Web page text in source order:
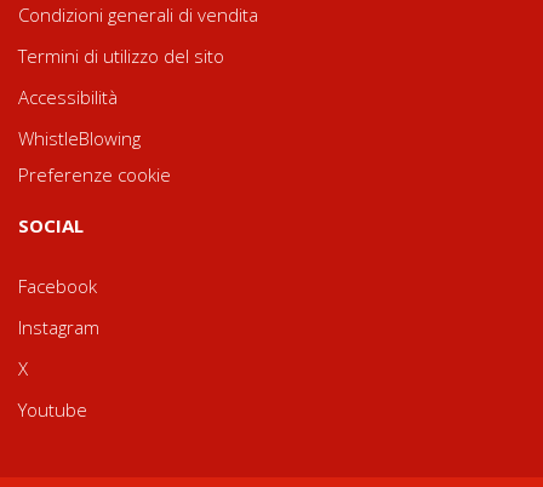
Condizioni generali di vendita
Termini di utilizzo del sito
Accessibilità
WhistleBlowing
Preferenze cookie
SOCIAL
Facebook
Instagram
X
Youtube